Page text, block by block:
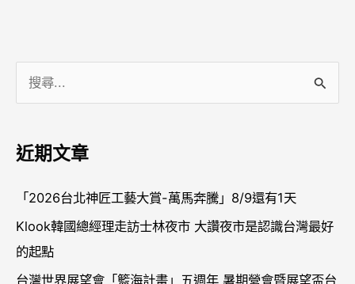
鍵
近期文章
「2026台北神匠工藝大賞-萬馬奔騰」8/9還有1天
Klook韓國總經理走訪士林夜市 大讚夜市是認識台灣最好
的起點
台灣世界展望會「籃海計畫」五週年 暑期營會暨展望盃台